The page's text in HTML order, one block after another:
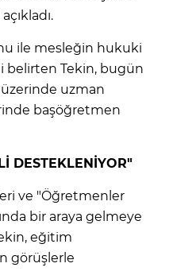
ile mesleğin hukuki
belirten Tekin, bugün
uzman
başöğretmen
DESTEKLENİYOR"
ve "Öğretmenler
bir araya gelmeye
eğitim
görüşlerle